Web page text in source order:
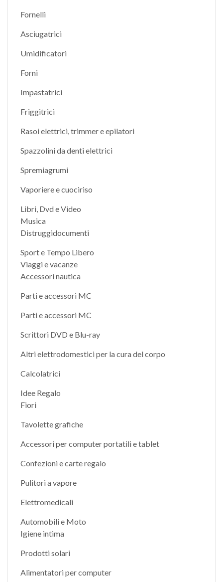
Fornelli
Asciugatrici
Umidificatori
Forni
Impastatrici
Friggitrici
Rasoi elettrici, trimmer e epilatori
Spazzolini da denti elettrici
Spremiagrumi
Vaporiere e cuociriso
Libri, Dvd e Video
Musica
Distruggidocumenti
Sport e Tempo Libero
Viaggi e vacanze
Accessori nautica
Parti e accessori MC
Parti e accessori MC
Scrittori DVD e Blu-ray
Altri elettrodomestici per la cura del corpo
Calcolatrici
Idee Regalo
Fiori
Tavolette grafiche
Accessori per computer portatili e tablet
Confezioni e carte regalo
Pulitori a vapore
Elettromedicali
Automobili e Moto
Igiene intima
Prodotti solari
Alimentatori per computer